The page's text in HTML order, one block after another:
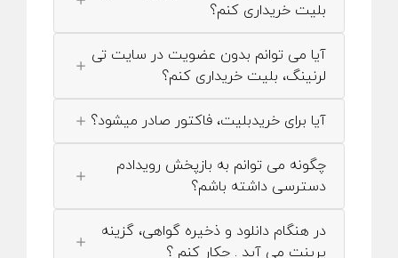
بلیت خریداری کنم؟
آیا می توانم بدون عضویت در سایت تی
لرنینگ، بلیت خریداری کنم؟
آیا برای خریدبلیت، فاکتور صادر میشود؟
چگونه می توانم به بازپخش رویدادم
دسترسی داشته باشم؟
در هنگام دانلود و ذخیره گواهی، گزینه
پرینت می آید . چکار کنم ؟